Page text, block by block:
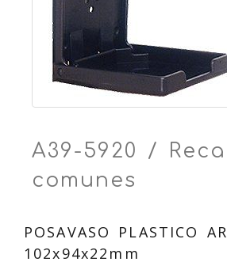
A39-5920 /
comunes
POSAVASO PLASTICO
102x94x22mm